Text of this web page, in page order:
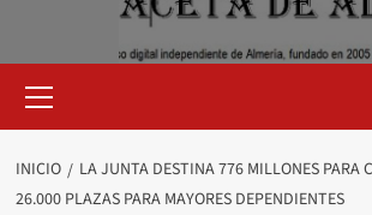
primario
INICIO
LA JUNTA DESTINA 776 MILLONES PARA
26.000 PLAZAS PARA MAYORES DEPENDIENTES